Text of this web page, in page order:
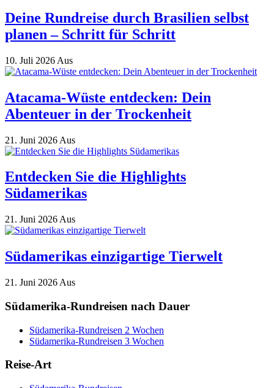
Deine Rundreise durch Brasilien selbst
planen – Schritt für Schritt
10. Juli 2026 Aus
Atacama-Wüste entdecken: Dein
Abenteuer in der Trockenheit
21. Juni 2026 Aus
Entdecken Sie die Highlights
Südamerikas
21. Juni 2026 Aus
Südamerikas einzigartige Tierwelt
21. Juni 2026 Aus
Südamerika-Rundreisen nach Dauer
Südamerika-Rundreisen 2 Wochen
Südamerika-Rundreisen 3 Wochen
Reise-Art